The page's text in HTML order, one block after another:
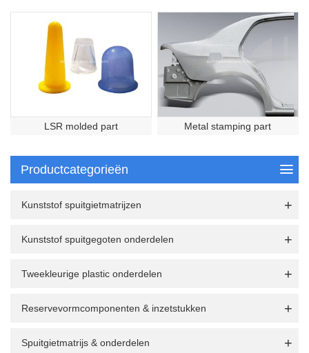
LSR molded part Metal stamping part
Productcategorieën
Kunststof spuitgietmatrijzen
Kunststof spuitgegoten onderdelen
Tweekleurige plastic onderdelen
Reservevormcomponenten & inzetstukken
Spuitgietmatrijs & onderdelen